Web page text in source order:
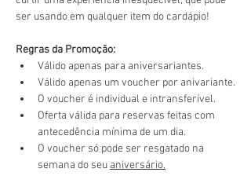
ser usando em qualquer item do cardápio!
Regras da Promoção:
Válido apenas para aniversariantes.
Válido apenas um voucher por anivariante.
O voucher é individual e intransferível.
Oferta válida para reservas feitas com
antecedência mínima de um dia.
O voucher só pode ser resgatado na
semana do seu aniversário.